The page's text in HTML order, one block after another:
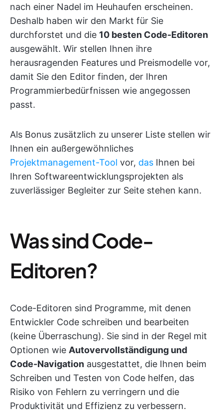
nach einer Nadel im Heuhaufen erscheinen.
Deshalb haben wir den Markt für Sie
durchforstet und die 10 besten Code-Editoren
ausgewählt. Wir stellen Ihnen ihre
herausragenden Features und Preismodelle vor,
damit Sie den Editor finden, der Ihren
Programmierbedürfnissen wie angegossen
passt.
Als Bonus zusätzlich zu unserer Liste stellen wir
Ihnen ein außergewöhnliches
Projektmanagement-Tool vor, das Ihnen bei
Ihren Softwareentwicklungsprojekten als
zuverlässiger Begleiter zur Seite stehen kann.
Was sind Code-
Editoren?
Code-Editoren sind Programme, mit denen
Entwickler Code schreiben und bearbeiten
(keine Überraschung). Sie sind in der Regel mit
Optionen wie Autovervollständigung und
Code-Navigation ausgestattet, die Ihnen beim
Schreiben und Testen von Code helfen, das
Risiko von Fehlern zu verringern und die
Produktivität und Effizienz zu verbessern.